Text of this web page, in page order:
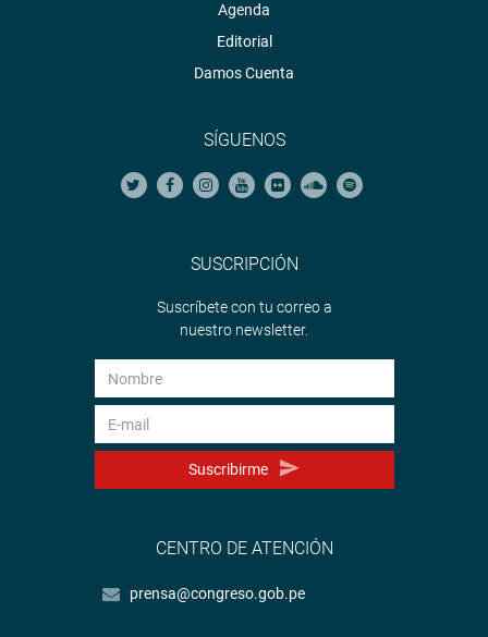
Agenda
Editorial
Damos Cuenta
SÍGUENOS
SUSCRIPCIÓN
Suscríbete con tu correo a
nuestro newsletter.
Suscribirme
CENTRO DE ATENCIÓN
prensa@congreso.gob.pe